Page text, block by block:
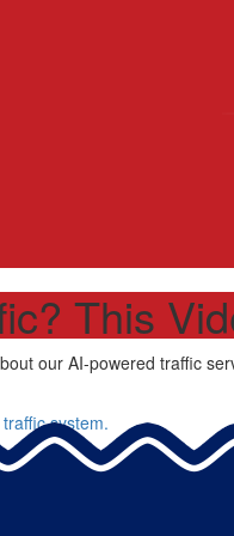
This
our AI-powered traffic
system.